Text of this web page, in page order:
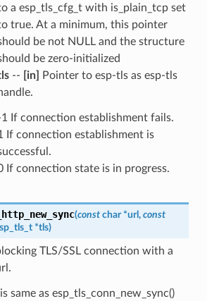
a esp_tls_cfg_t with is_plain_tcp set
true. At a minimum, this pointer
be not NULL and the structure
be zero-initialized
-- [in]
Pointer to esp-tls as esp-tls
If connection establishment fails.
If connection establishment is
If connection state is in progress.
(const char *url , const
*tls)
TLS/SSL connection with a
same as esp_tls_conn_new_sync()